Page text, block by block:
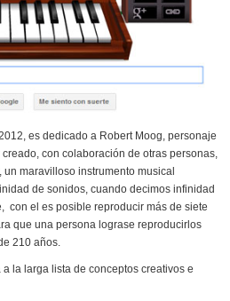
es dedicado a Robert Moog, personaje
con colaboración de otras personas,
maravilloso instrumento musical
de sonidos, cuando decimos infinidad
con el es posible reproducir más de siete
que una persona lograse reproducirlos
210 años.
la larga lista de conceptos creativos e